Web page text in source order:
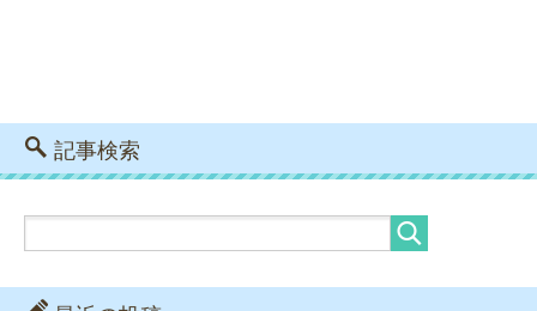
記事検索